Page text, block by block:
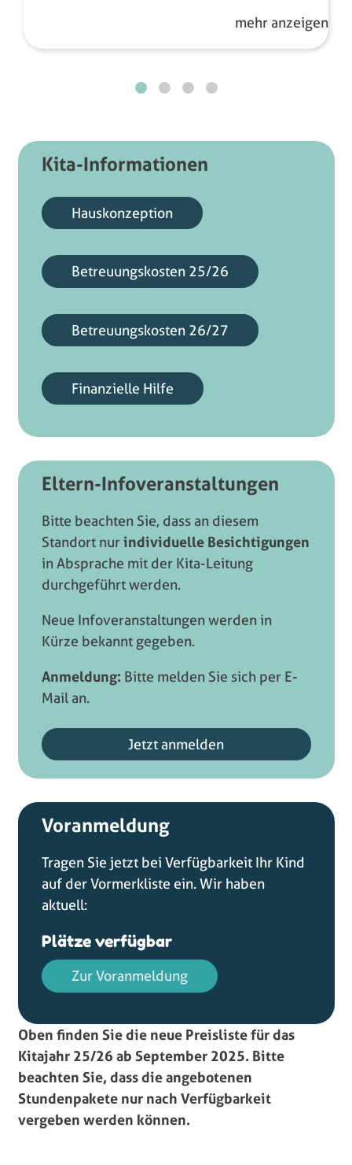
einen tollen Job die Kommunikation mit den
Kinder steht immer im Mittelpunkt. Man spürt,
wir freuen uns auf die weiteren Veränderungen.
Das Preis-Leistungs-Verhältnis ist wirklich sehr
mehr anzeigen
Kita-Informationen
Hauskonzeption
Betreuungskosten 25/26
Betreuungskosten 26/27
Finanzielle Hilfe
Eltern-Infoveranstaltungen
Bitte beachten Sie, dass an diesem
Standort nurindividuelle Besichtigungen
in Absprache mit der Kita-Leitung
durchgeführt werden.
Neue Infoveranstaltungen werden in
Kürze bekannt gegeben.
Anmeldung: Bitte melden Sie sich per E-
Mail an.
Jetzt anmelden
Voranmeldung
Tragen Sie jetzt bei Verfügbarkeit Ihr Kind
auf der Vormerkliste ein. Wir haben
aktuell:
Plätze verfügbar
Zur Voranmeldung
Oben finden Sie die neue Preisliste für das
Kitajahr 25/26 ab September 2025. Bitte
beachten Sie, dass die angebotenen
Stundenpakete nur nach Verfügbarkeit
vergeben werden können.